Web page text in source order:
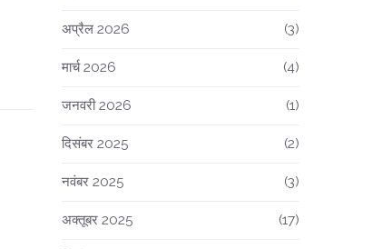
अप्रैल 2026 (3)
मार्च 2026 (4)
जनवरी 2026 (1)
दिसंबर 2025 (2)
नवंबर 2025 (3)
अक्तूबर 2025 (17)